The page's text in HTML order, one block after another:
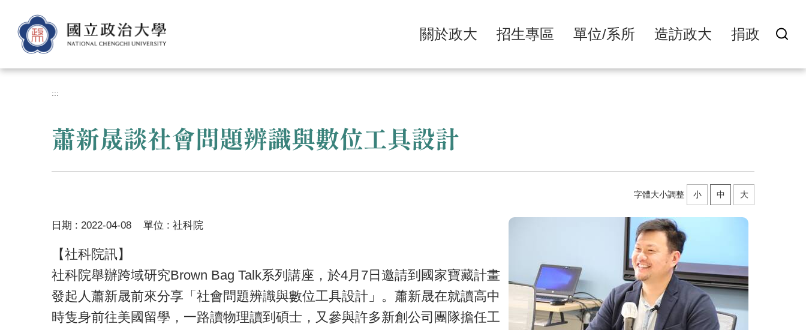
容
關於政大 招生專區 單位/系所 造訪政大 捐政
:::
蕭新晟談社會問題辨識與數位工具設計
字體大小調整 小 中 大
日期 : 2022-04-08 單位 : 社科院
【社科院訊】
社科院舉辦跨域研究Brown Bag Talk系列講座，於4月7日邀請到國家寶藏計畫
發起人蕭新晟前來分享「社會問題辨識與數位工具設計」。蕭新晟在就讀高中
時隻身前往美國留學，一路讀物理讀到碩士，又參與許多新創公司團隊擔任工